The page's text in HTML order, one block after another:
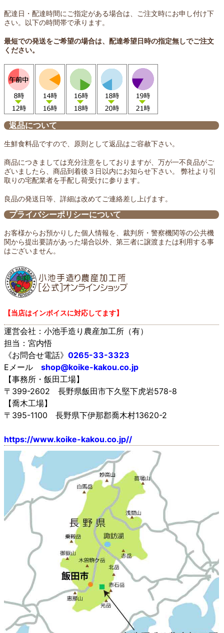
配達日・配達時間にご指定がある場合は、ご注文時にお申し付け下
さい。以下の時間帯で承ります。
最短での発送をご希望の場合は、配達希望日時の指定無しでご注文
ください。
返品について
生鮮食料品ですので、原則として返品はご容赦下さい。
商品につきましては充分注意をしておりますが、万が一不良品がご
ざいましたら、商品到着後３日以内にお知らせ下さい。 弊社より引
取りの宅配業者を手配し荷受けに参ります。
良品の発送日等、詳細は改めてご連絡差し上げます。
プライバシーポリシーについて
お客様からお預かりした個人情報を、裁判所・警察機関等の公共機
関から提出要請があった場合以外、第三者に譲渡または利用する事
はございません。
【当店はインボイスに対応してます】
運営会社：小池手造り農産加工所（有）
担当：宮内悟
《お問合せ電話》 0265-33-3323
Eメール shop@koike-kakou.co.jp
【事務所・飯田工場】
〒399-2602 長野県飯田市下久堅下虎岩578-8
【喬木工場】
〒395-1100 長野県下伊那郡喬木村13620-2
https://www.koike-kakou.co.jp//